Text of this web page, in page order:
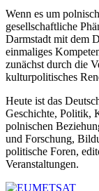
Wenn es um
gesellschaftliche
Darmstadt mit dem
einmaliges
zunächst durch die
kulturpolitisches
Heute ist das
Geschichte, Politik,
polnischen
und Forschung,
politische Foren,
Veranstaltungen.